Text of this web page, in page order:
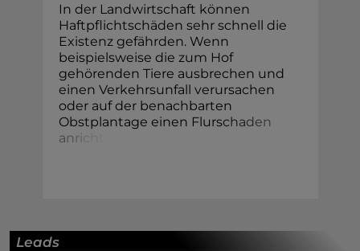
In der Landwirtschaft können
Haftpflichtschäden sehr schnell die
Existenz gefährden. Wenn
beispielsweise die zum Hof
gehörenden Tiere ausbrechen und
einen Verkehrsunfall verursachen
oder auf der benachbarten
Obstplantage einen Flurschaden
an ric
Leads